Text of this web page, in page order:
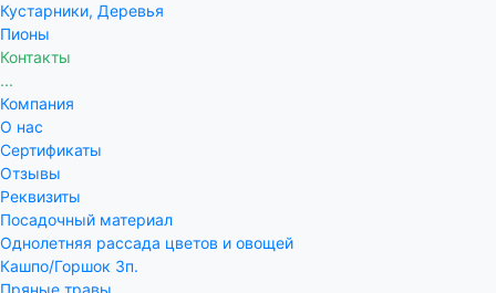
Кустарники, Деревья
Пионы
Контакты
...
Компания
О нас
Сертификаты
Отзывы
Реквизиты
Посадочный материал
Однолетняя рассада цветов и овощей
Кашпо/Горшок 3п.